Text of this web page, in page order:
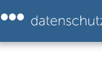
Inhalt
springen